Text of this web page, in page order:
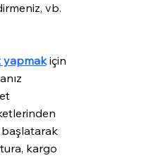
vb.
yapmak için
kargo